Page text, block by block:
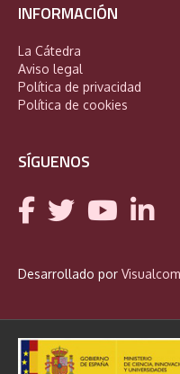
INFORMACIÓN
La Cátedra
Aviso legal
Política de privacidad
Política de cookies
SÍGUENOS
Desarrollado por